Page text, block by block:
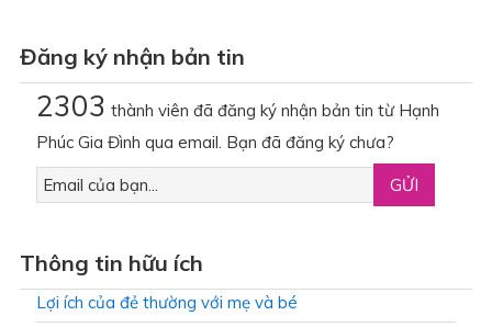
Đăng ký nhận bản tin
2303 thành viên đã đăng ký nhận bản tin từ Hạnh
Phúc Gia Đình qua email. Bạn đã đăng ký chưa?
Thông tin hữu ích
Lợi ích của đẻ thường với mẹ và bé